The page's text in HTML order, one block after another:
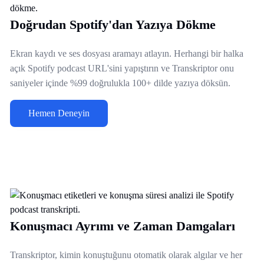
Doğrudan Spotify'dan Yazıya Dökme
Ekran kaydı ve ses dosyası aramayı atlayın. Herhangi bir halka
açık Spotify podcast URL'sini yapıştırın ve Transkriptor onu
saniyeler içinde %99 doğrulukla 100+ dilde yazıya döksün.
Hemen Deneyin
Konuşmacı Ayrımı ve Zaman Damgaları
Transkriptor, kimin konuştuğunu otomatik olarak algılar ve her